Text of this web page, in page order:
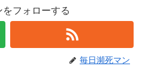
フォローする
毎日瀕死マン